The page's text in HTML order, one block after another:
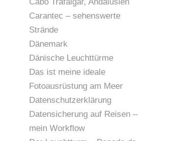
Carantec – sehenswerte
Strände
Dänemark
Dänische Leuchttürme
Das ist meine ideale
Fotoausrüstung am Meer
Datenschutzerklärung
Datensicherung auf Reisen –
mein Workflow